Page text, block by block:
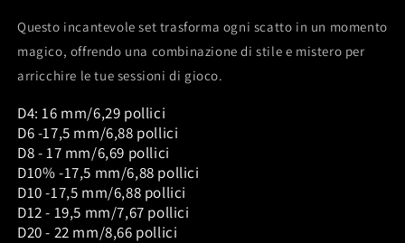
Questo incantevole set trasforma ogni scatto in un momento
magico, offrendo una combinazione di stile e mistero per
arricchire le tue sessioni di gioco.
D4: 16 mm/6,29 pollici
D6 -17,5 mm/6,88 pollici
D8 - 17 mm/6,69 pollici
D10% -17,5 mm/6,88 pollici
D10 -17,5 mm/6,88 pollici
D12 - 19,5 mm/7,67 pollici
D20 - 22 mm/8,66 pollici